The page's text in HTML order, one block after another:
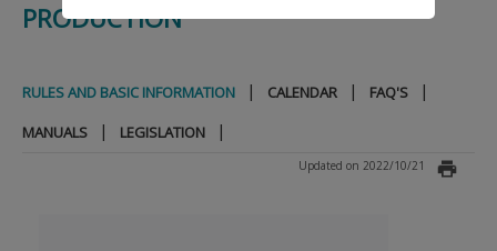
INFORMATIONS
STATISTICS
PRODUCTION
RULES AND BASIC INFORMATION | CALENDAR | FAQ'S |
MANUALS | LEGISLATION |
Updated on 2022/10/21